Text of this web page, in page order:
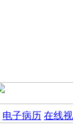
电子病历 在线